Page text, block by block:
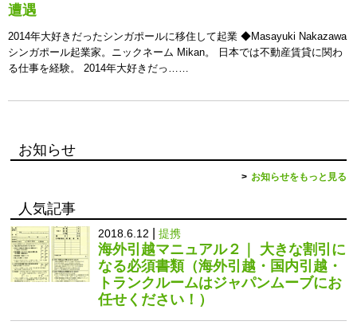
遭遇
2014年大好きだったシンガポールに移住して起業 ◆Masayuki Nakazawa
シンガポール起業家。ニックネーム Mikan。 日本では不動産賃貸に関わ
る仕事を経験。 2014年大好きだっ……
お知らせ
お知らせをもっと見る
人気記事
2018.6.12 提携
海外引越マニュアル２｜ 大きな割引に
なる必須書類（海外引越・国内引越・
トランクルームはジャパンムーブにお
任せください！）